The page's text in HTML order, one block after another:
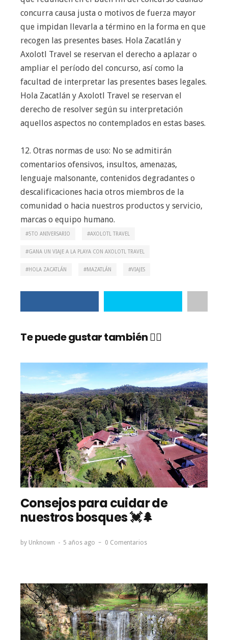
concurra causa justa o motivos de fuerza mayor
que impidan llevarla a término en la forma en que
recogen las presentes bases. Hola Zacatlán y
Axolotl Travel se reservan el derecho a aplazar o
ampliar el período del concurso, así como la
facultad de interpretar las presentes bases legales.
Hola Zacatlán y Axolotl Travel se reservan el
derecho de resolver según su interpretación
aquellos aspectos no contemplados en estas bases.
12. Otras normas de uso: No se admitirán
comentarios ofensivos, insultos, amenazas,
lenguaje malsonante, contenidos degradantes o
descalificaciones hacia otros miembros de la
comunidad o hacia nuestros productos y servicio,
marcas o equipo humano.
5TO ANIVERSARIO AXOLOTL TRAVEL
GANA UN VIAJE A LA PLAYA CON AXOLOTL TRAVEL
HOLA ZACATLÁN MAZATLÁN VIAJES
Te puede gustar también 👇🏼
Consejos para cuidar de
nuestros bosques 💓🌲
by Unknown 5 años ago 0 Comentarios